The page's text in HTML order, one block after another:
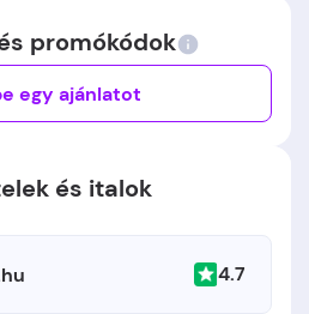
promókódok
egy ajánlatot
és italok
4.7